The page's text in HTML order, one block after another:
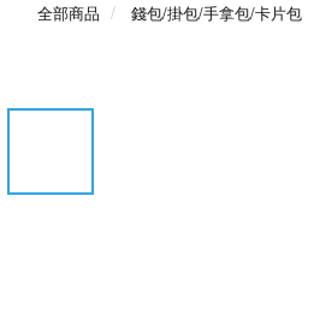
全部商品 錢包/掛包/手拿包/卡片包